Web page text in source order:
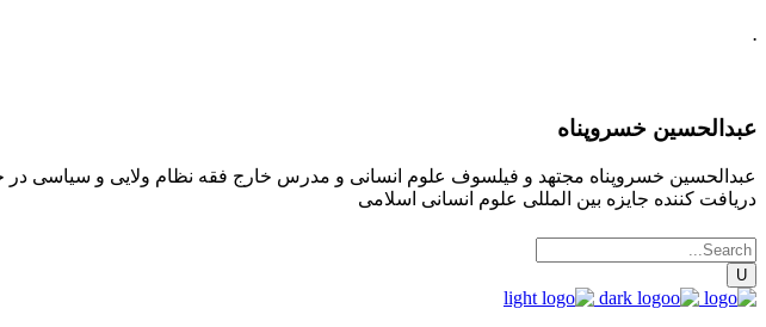
.
عبدالحسین خسروپناه
عبدالحسین خسروپناه مجتهد و فیلسوف علوم انسانی و مدرس خارج فقه نظام ولایی و سیاسی در
دریافت کننده جایزه بین المللی علوم انسانی اسلامی